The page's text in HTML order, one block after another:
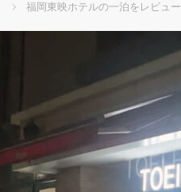
福岡東映ホテルの一泊をレビュー